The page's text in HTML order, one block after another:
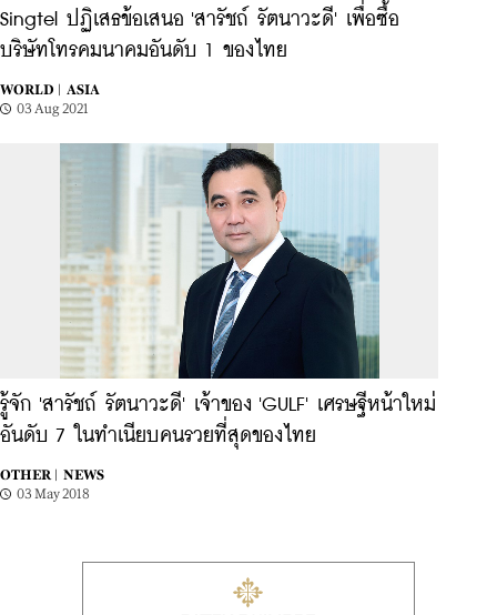
Singtel ปฏิเสธข้อเสนอ 'สารัชถ์ รัตนาวะดี' เพื่อซื้อ
บริษัทโทรคมนาคมอันดับ 1 ของไทย
WORLD |
ASIA
03 Aug 2021
รู้จัก 'สารัชถ์ รัตนาวะดี' เจ้าของ 'GULF' เศรษฐีหน้าใหม่
อันดับ 7 ในทำเนียบคนรวยที่สุดของไทย
OTHER |
NEWS
03 May 2018